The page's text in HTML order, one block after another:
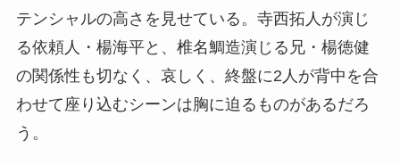
テンシャルの高さを見せている。寺西拓人が演じ
る依頼人・楊海平と、椎名鯛造演じる兄・楊徳健
の関係性も切なく、哀しく、終盤に2人が背中を合
わせて座り込むシーンは胸に迫るものがあるだろ
う。